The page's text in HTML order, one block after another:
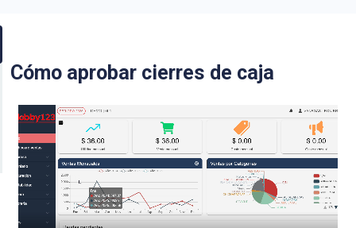
Cómo aprobar cierres de caja